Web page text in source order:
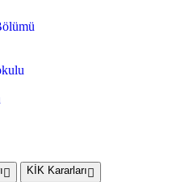
KİK Kararları